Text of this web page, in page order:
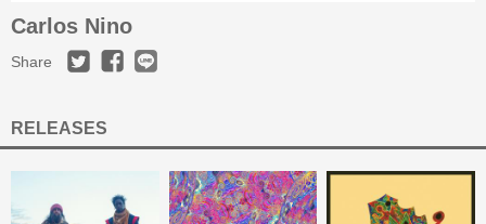
Carlos Nino
Share
RELEASES